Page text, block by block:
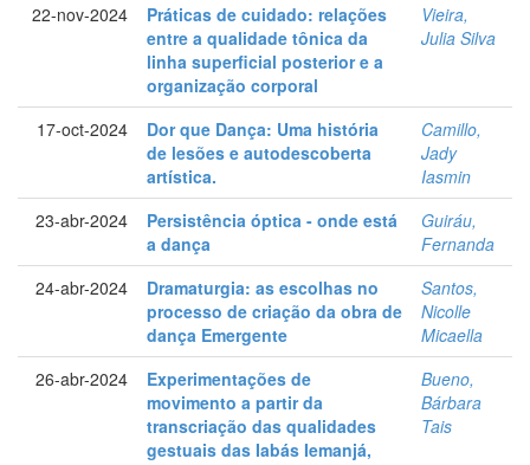
22-nov-2024
Práticas de cuidado: relações
entre a qualidade tônica da
linha superficial posterior e a
organização corporal
Vieira,
Julia Silva
17-oct-2024
Dor que Dança: Uma história
de lesões e autodescoberta
artística.
Camillo,
Jady
Iasmin
23-abr-2024
Persistência óptica - onde está
a dança
Guiráu,
Fernanda
24-abr-2024
Dramaturgia: as escolhas no
processo de criação da obra de
dança Emergente
Santos,
Nicolle
Micaella
26-abr-2024
Experimentações de
movimento a partir da
transcriação das qualidades
gestuais das Iabás Iemanjá,
Bueno,
Bárbara
Tais